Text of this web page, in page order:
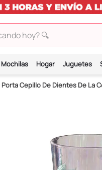
hoy? 🔍
Hogar Juguetes
Porta Cepillo De Dientes De La
.
hello kitty